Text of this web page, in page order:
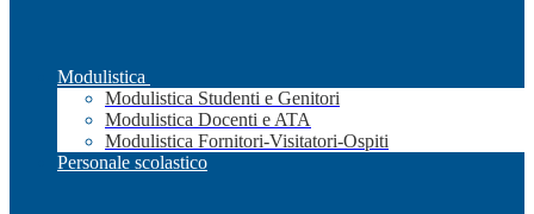
Modulistica
Modulistica Studenti e Genitori
Modulistica Docenti e ATA
Modulistica Fornitori-Visitatori-Ospiti
Personale scolastico